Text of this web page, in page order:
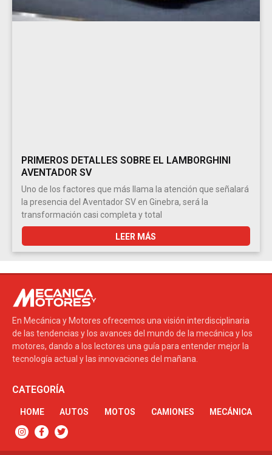
PRIMEROS DETALLES SOBRE EL LAMBORGHINI
AVENTADOR SV
Uno de los factores que más llama la atención que señalará
la presencia del Aventador SV en Ginebra, será la
transformación casi completa y total
LEER MÁS
En Mecánica y Motores ofrecemos una visión interdisciplinaria
de las tendencias y los avances del mundo de la mecánica y los
motores, dando a los lectores una guía para entender mejor la
tecnología actual y las innovaciones del mañana.
CATEGORÍA
HOME AUTOS MOTOS CAMIONES MECÁNICA